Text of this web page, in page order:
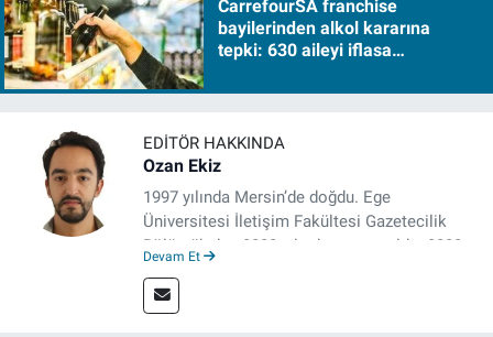
CarrefourSA franchise
bayilerinden alkol kararına
tepki: 630 aileyi iflasa
EDITÖR HAKKINDA
Ozan Ekiz
1997 yılında Mersin’de doğdu. Ege
Üniversitesi İletişim Fakültesi Gazetecilik
Bölümü’nden 2020 yılında mezun oldu. 2020
editörü, muhabir, rejisör olarak çalıştı.
Meslek hayatına İzmir’de başlayan gazeteci,
Devam Et